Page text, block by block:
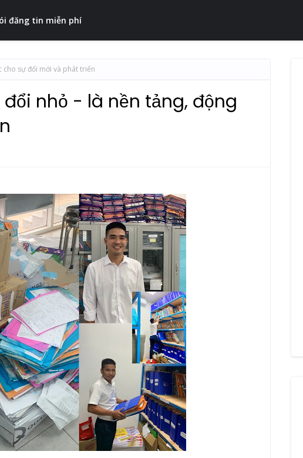
đăng tin miễn phí
cho sự đổi mới và phát triển
nhỏ - là nền tảng, động